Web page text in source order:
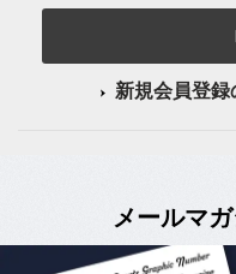
新規会員登
メールマ